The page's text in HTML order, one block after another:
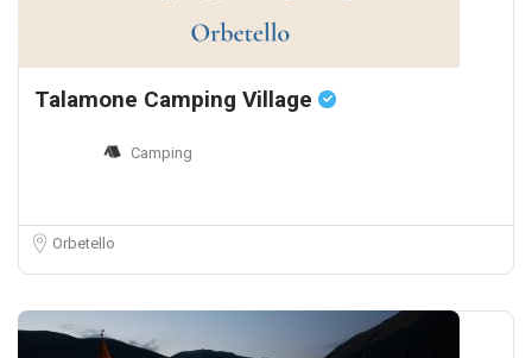
Talamone Camping Village
Camping
Orbetello